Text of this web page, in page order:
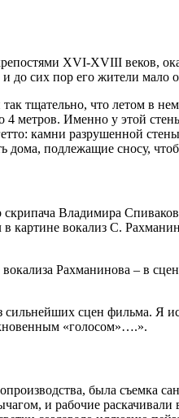
XVI-XVIII веков,
до сих пор его жители мало
тщательно, что летом в
метров. Именно у этой
камни разрушенной
подлежащие сносу,
Владимира
вокализ С.
Рахманинова – в
сцен фильма. Я
«голосом»….».
была съемка
и рабочие